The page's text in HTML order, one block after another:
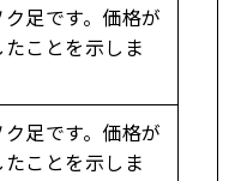
足です。価格が
ことを示しま
足です。価格が
ことを示しま